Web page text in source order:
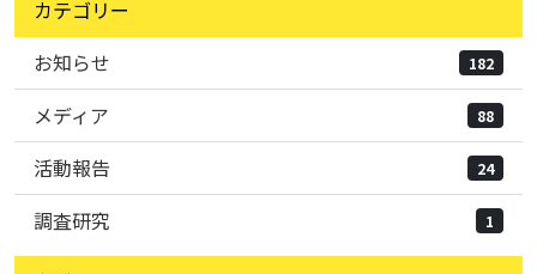
カテゴリー
お知らせ
182
メディア 88
活動報告 24
調査研究 1